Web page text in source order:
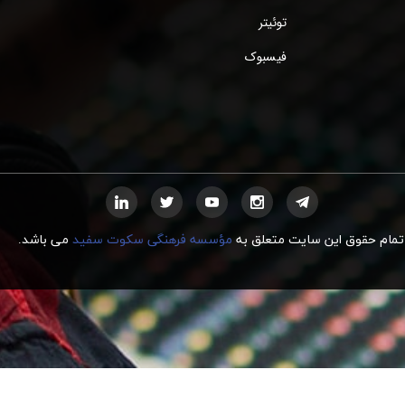
توئیتر
فیسبوک
تمام حقوق این سایت متعلق به مؤسسه فرهنگی سکوت سفید میباشد.